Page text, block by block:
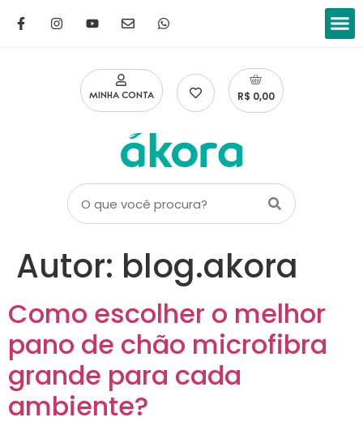
MINHA CONTA R$ 0,00
Autor: blog.akora
Como escolher o melhor
pano de chão microfibra
grande para cada
ambiente?